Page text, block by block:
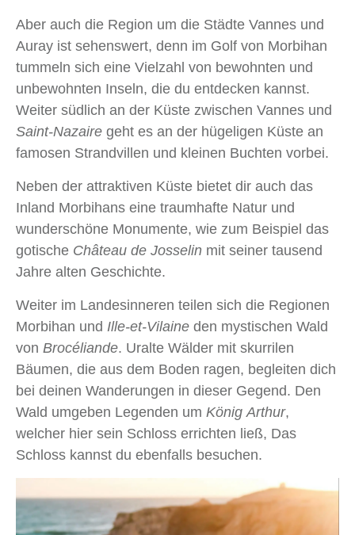
Aber auch die Region um die Städte Vannes und
Auray ist sehenswert, denn im Golf von Morbihan
tummeln sich eine Vielzahl von bewohnten und
unbewohnten Inseln, die du entdecken kannst.
Weiter südlich an der Küste zwischen Vannes und
Saint-Nazaire geht es an der hügeligen Küste an
famosen Strandvillen und kleinen Buchten vorbei.
Neben der attraktiven Küste bietet dir auch das
Inland Morbihans eine traumhafte Natur und
wunderschöne Monumente, wie zum Beispiel das
gotische Château de Josselin mit seiner tausend
Jahre alten Geschichte.
Weiter im Landesinneren teilen sich die Regionen
Morbihan und Ille‑et‑Vilaine den mystischen Wald
von Brocéliande. Uralte Wälder mit skurrilen
Bäumen, die aus dem Boden ragen, begleiten dich
bei deinen Wanderungen in dieser Gegend. Den
Wald umgeben Legenden um König Arthur,
welcher hier sein Schloss errichten ließ, Das
Schloss kannst du ebenfalls besuchen.